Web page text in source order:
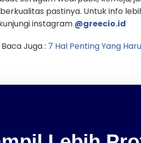
pastinya. Untuk info
instagram @greecio.id
Juga : 7 Hal Penting Yang